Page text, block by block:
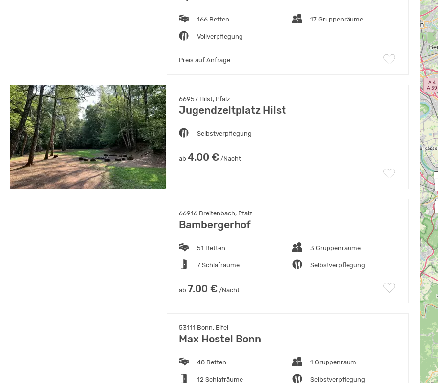
166 Betten 17 Gruppenräume
Vollverpflegung
Preis auf Anfrage
66957 Hilst, Pfalz
Jugendzeltplatz Hilst
Selbstverpflegung
ab 4.00 € /Nacht
66916 Breitenbach, Pfalz
Bambergerhof
51 Betten 3 Gruppenräume
7 Schlafräume Selbstverpflegung
ab 7.00 € /Nacht
53111 Bonn, Eifel
Max Hostel Bonn
48 Betten 1 Gruppenraum
12 Schlafräume Selbstverpflegung